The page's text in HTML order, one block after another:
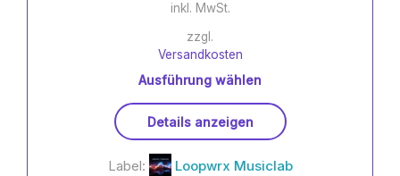
inkl. MwSt.
zzgl.
Versandkosten
Ausführung wählen
Produkt
mehrere
Details anzeigen
Label: Loopwrx Musiclab